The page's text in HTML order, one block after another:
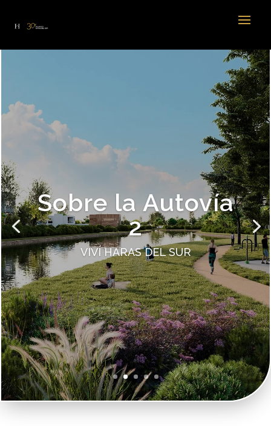
Sobre la Autovía
2
VIVÍ HARAS DEL SUR